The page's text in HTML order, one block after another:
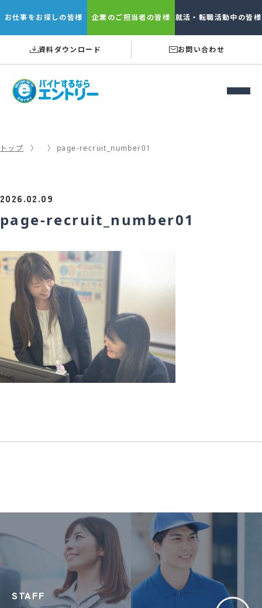
お仕事をお探しの皆様 企業のご担当者の皆様 就活・転職活動中の皆様
資料ダウンロード お問い合わせ
トップ page-recruit_number01
2026.02.09
page-recruit_number01
STAFF